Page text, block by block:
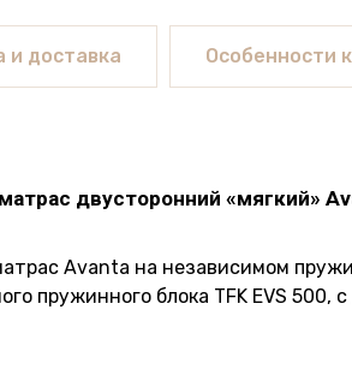
и доставка Особенности
двусторонний «мягкий»
Avanta на независимом
пружинного блока TFK EVS 500,